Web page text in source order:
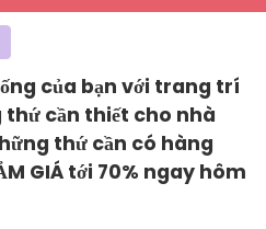
của bạn với trang trí
cần thiết cho nhà
thứ cần có hàng
GIÁ tới 70% ngay hôm